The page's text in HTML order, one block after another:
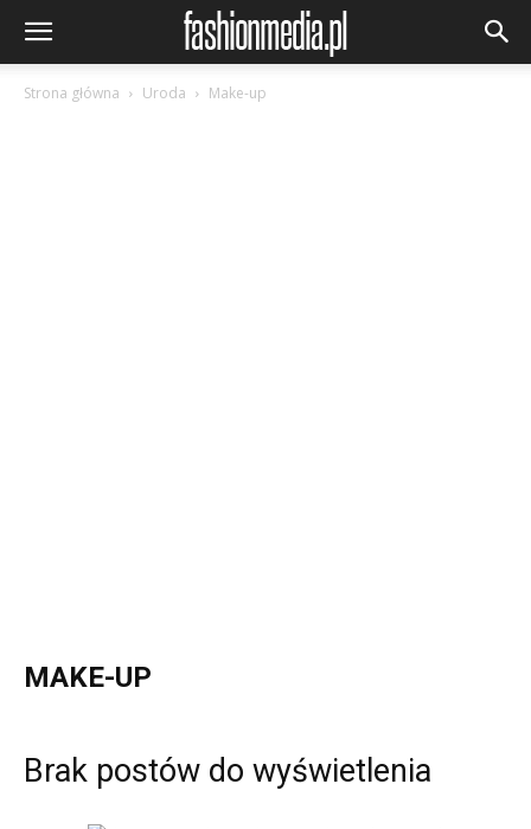
Strona główna Uroda Make-up
MAKE-UP
Brak postów do wyświetlenia